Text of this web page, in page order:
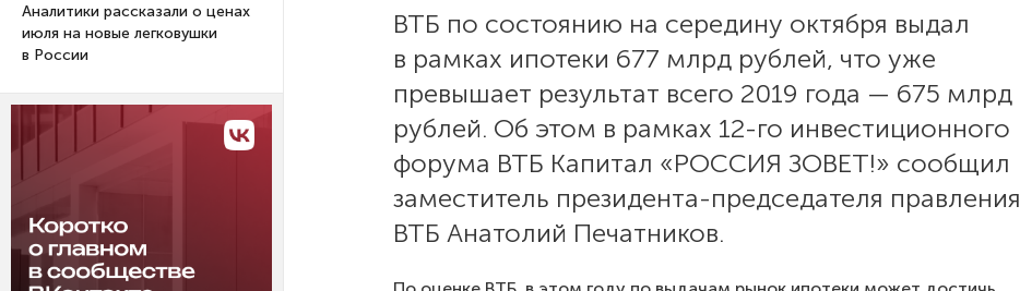
Аналитики рассказали о ценах
июля на новые легковушки
в России
ВТБ по состоянию на середину октября выдал
в рамках ипотеки 677 млрд рублей, что уже
превышает результат всего 2019 года — 675 млрд
рублей. Об этом в рамках 12-го инвестиционного
форума ВТБ Капитал «РОССИЯ ЗОВЕТ!» сообщил
заместитель президента-председателя правления
ВТБ Анатолий Печатников.